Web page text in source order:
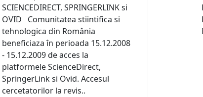
SCIENCEDIRECT, SPRINGERLINK si
OVID Comunitatea stiintifica si
tehnologica din România
beneficiaza în perioada 15.12.2008
- 15.12.2009 de acces la
platformele ScienceDirect,
SpringerLink si Ovid. Accesul
cercetatorilor la revis..